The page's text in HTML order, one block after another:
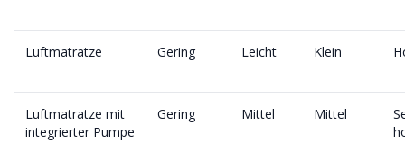
Luftmatratze Gering Leicht Klein
Luftmatratze mit
integrierter Pumpe
Gering Mittel Mittel